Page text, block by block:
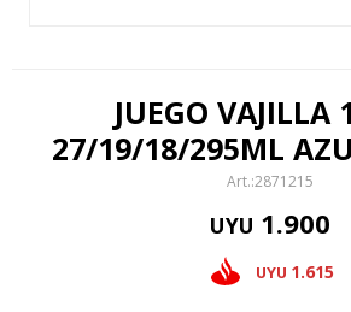
JUEGO VAJILLA
27/19/18/295ML
2871215
UYU 1.900
UYU 1.615